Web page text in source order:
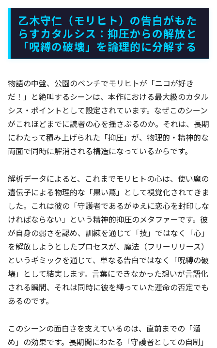
乙木守仁（モリヒト）の告白がもた
らすカタルシス：抑圧からの解放と
「呪縛の破壊」を論理的に分解する
物語の中盤、公園のベンチでモリヒトが「ニコが好き
だ！」と絶叫するシーンは、本作における最大級のカタル
シス・ポイントとして設定されています。なぜこのシーン
がこれほどまでに読者の心を揺さぶるのか。それは、長期
にわたって積み上げられた「抑圧」が、物理的・精神的な
両面で同時に解消される構造になっているからです。
解析データによると、これまでモリヒトの心は、使い魔の
遺伝子による物理的な「黒い蔦」として視覚化されてきま
した。これは彼の「守護者であるがゆえに恋心を封印しな
ければならない」という精神的抑圧のメタファーです。彼
が自身の弱さを認め、訓練を通じて「技」ではなく「心」
を解放しようとしたプロセスが、魔法（フリーリリース）
というギミックを通じて、単なる告白ではなく「呪縛の破
壊」として結実します。言葉にできなかった想いが言語化
される瞬間、それは同時に彼を縛っていた運命の否定でも
あるのです。
このシーンの面白さを支えているのは、直前までの「溜
め」の効果です。長期間にわたる「守護者としての自制」